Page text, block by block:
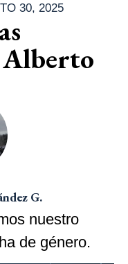
30, 2025
G.
nuestro
de género.